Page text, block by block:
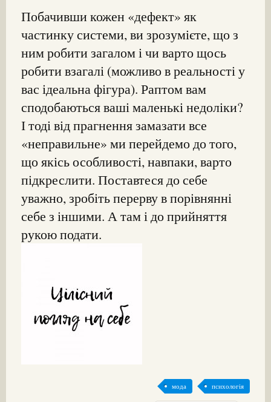
Побачивши кожен «дефект» як
частинку системи, ви зрозумієте, що з
ним робити загалом і чи варто щось
робити взагалі (можливо в реальності у
вас ідеальна фігура). Раптом вам
сподобаються ваші маленькі недоліки?
І тоді від прагнення замазати все
«неправильне» ми перейдемо до того,
що якісь особливості, навпаки, варто
підкреслити. Поставтеся до себе
уважно, зробіть перерву в порівнянні
себе з іншими. А там і до прийняття
рукою подати.
мода психологія